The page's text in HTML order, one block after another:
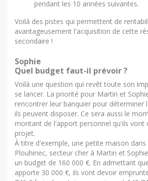
pendant les 10 années suivantes.
Voilà des pistes qui permettent de
avantageusement l'acquisition de cette
secondaire !
Sophie
Quel budget faut-il prévoir ?
Voilà une question qui revêt toute son
se lancer. La priorité pour Martin et
rencontrer leur banquier pour déterminer
ils peuvent disposer. Ce sera aussi le
montant de l'apport personnel qu'ils vont
projet.
À titre d'exemple, une petite maison dans
Plouhinec, secteur cher à Martin et
un budget de 160 000 €. En admettant
apporte 30 000 €, ils vont devoir